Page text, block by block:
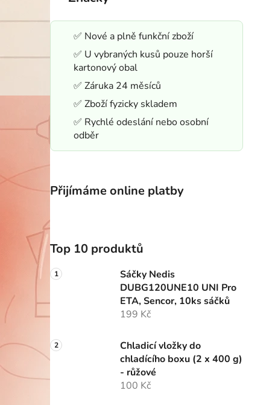
✅ Nové a plně funkční zboží
✅ U vybraných kusů pouze horší
kartonový obal
✅ Záruka 24 měsíců
✅ Zboží fyzicky skladem
✅ Rychlé odeslání nebo osobní
odběr
Přijímáme online platby
Top 10 produktů
Sáčky Nedis
DUBG120UNE10 UNI Pro
ETA, Sencor, 10ks sáčků
199 Kč
Chladicí vložky do
chladícího boxu (2 x 400 g)
- růžové
100 Kč